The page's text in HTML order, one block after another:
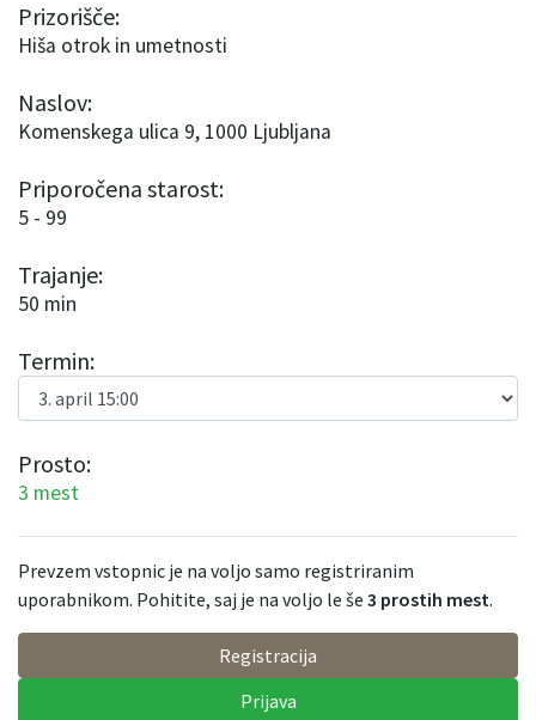
Prizorišče:
Hiša otrok in umetnosti
Naslov:
Komenskega ulica 9, 1000 Ljubljana
Priporočena starost:
5 - 99
Trajanje:
50 min
Termin:
Prosto:
3 mest
Prevzem vstopnic je na voljo samo registriranim
uporabnikom. Pohitite, saj je na voljo le še 3 prostih mest.
Registracija
Prijava